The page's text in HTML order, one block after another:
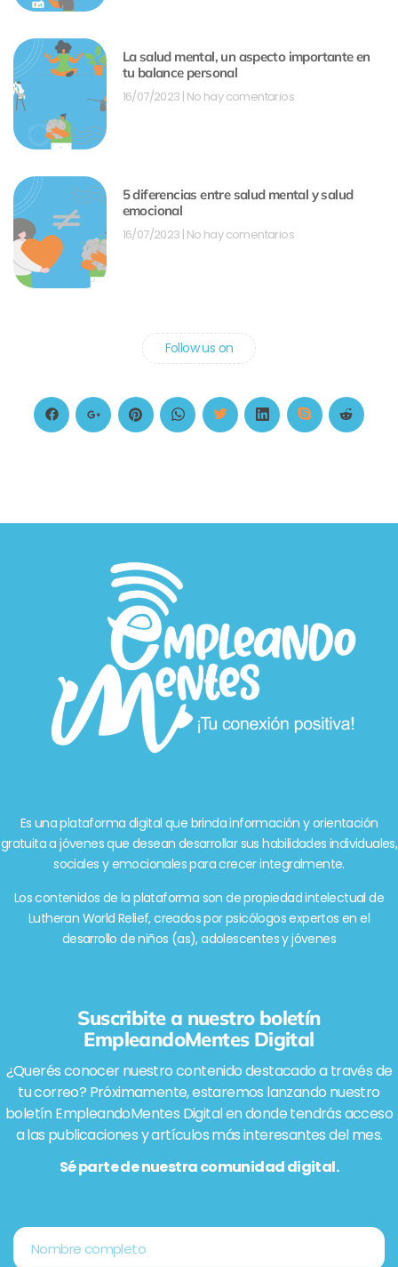
La salud mental, un aspecto importante en
tu balance personal
16/07/2023 No hay comentarios
5 diferencias entre salud mental y salud
emocional
16/07/2023 No hay comentarios
Follow us on
Es una plataforma digital que brinda información y orientación
gratuita a jóvenes que desean desarrollar sus habilidades individuales,
sociales y emocionales para crecer integralmente.
Los contenidos de la plataforma son de propiedad intelectual de
Lutheran World Relief, creados por psicólogos expertos en el
desarrollo de niños (as), adolescentes y jóvenes
Suscribite a nuestro boletín
EmpleandoMentes Digital
¿Querés conocer nuestro contenido destacado a través de
tu correo? Próximamente, estaremos lanzando nuestro
boletín EmpleandoMentes Digital en donde tendrás acceso
a las publicaciones y artículos más interesantes del mes.
Sé parte de nuestra comunidad digital.